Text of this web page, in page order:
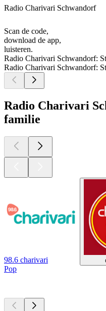
Radio Charivari Schwandorf
Scan de code,
download de app,
luisteren.
Radio Charivari Schwandorf:
Radio Charivari Schwandorf:
Radio Charivari
familie
98.6 charivari
Pop